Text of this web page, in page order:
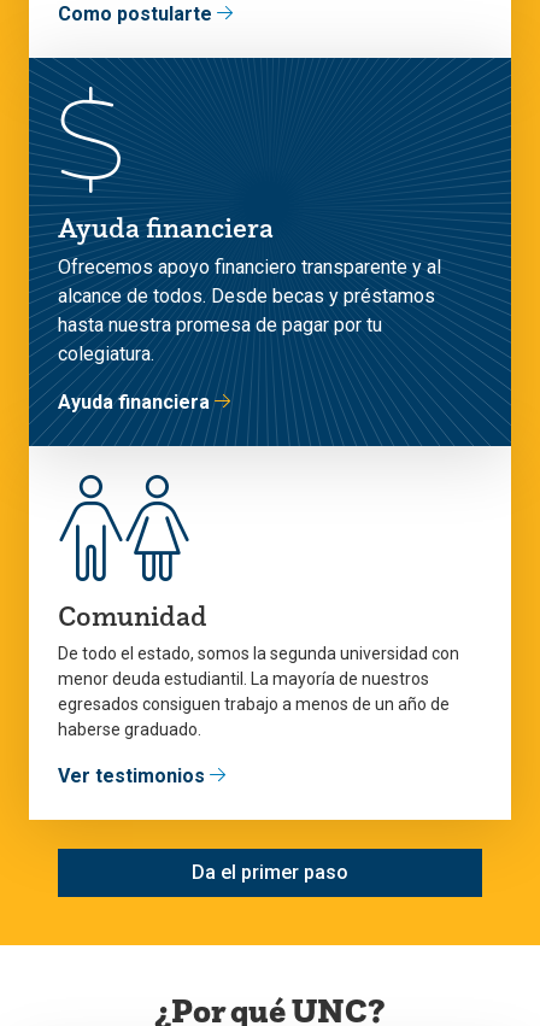
Como postularte
Ayuda financiera
Ofrecemos apoyo financiero transparente y al
alcance de todos. Desde becas y préstamos
hasta nuestra promesa de pagar por tu
colegiatura.
Ayuda financiera
Comunidad
De todo el estado, somos la segunda universidad con
menor deuda estudiantil. La mayoría de nuestros
egresados consiguen trabajo a menos de un año de
haberse graduado.
Ver testimonios
Da el primer paso
¿Por qué UNC?